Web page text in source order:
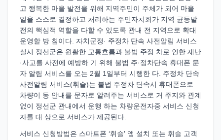
고 행복한 마을 발전을 위해 지역주민이 주체가 되어 마을
일을 스스로 결정하고 처리하는 주민자치회가 지역 균등발
전의 핵심적 역할을 다할 수 있도록 관내 전 지역으로 확대
운영할 방 침이다. 자치군정· 주정차 단속 사전알림 서비스
실시 정선군은 원활한 교통흐름과 불법 주정 차로 인한 재난
·사고를 사전에 예방하 기 위해 불법 주·정차단속 휴대폰 문
자 알림 서비스를 오는 2월 1일부터 시행한 다. 주정차 단속
사전알림 서비스(휘슬)는 불법 주정차 단속시 휴대폰으로
차량이 동 안내를 문자로 알려주는 서비스로 거 주지와 관계
없이 정선군 관내에서 운행 하는 차량운전자중 서비스 신청
자를 대 상으로 서비스가 제공된다.
서비스 신청방법은 스마트폰 ‘휘슬’ 앱 설치 또는 휘슬 고객